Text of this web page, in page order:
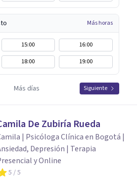
Más horas
15:00
16:00
18:00 19:00
Más días Siguiente
De Zubiría Rueda
| Psicóloga Clínica en Bogotá |
Depresión | Terapia
y Online
5 / 5